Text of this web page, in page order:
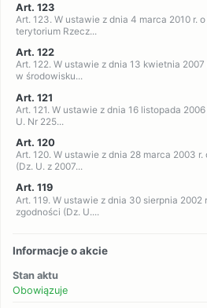
Art. 123
Art. 123. W ustawie z dnia 4 marca 2010 r.
terytorium Rzecz...
Art. 122
Art. 122. W ustawie z dnia 13 kwietnia
w środowisku...
Art. 121
Art. 121. W ustawie z dnia 16 listopada
U. Nr 225...
Art. 120
Art. 120. W ustawie z dnia 28 marca 2003
(Dz. U. z 2007...
Art. 119
Art. 119. W ustawie z dnia 30 sierpnia 2002
zgodności (Dz. U....
Informacje o akcie
Stan aktu
Obowiązuje